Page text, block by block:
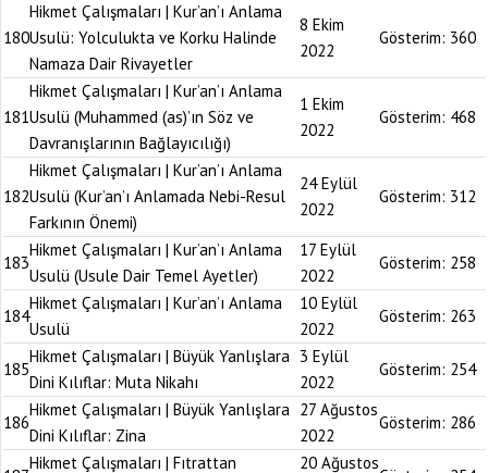
180
Hikmet Çalışmaları | Kur’an’ı Anlama
Usulü: Yolculukta ve Korku Halinde
Namaza Dair Rivayetler
8 Ekim
2022
Gösterim: 360
181
Hikmet Çalışmaları | Kur’an’ı Anlama
Usulü (Muhammed (as)’ın Söz ve
Davranışlarının Bağlayıcılığı)
1 Ekim
2022
Gösterim: 468
182
Hikmet Çalışmaları | Kur’an’ı Anlama
Usulü (Kur’an’ı Anlamada Nebi-Resul
Farkının Önemi)
24 Eylül
2022
Gösterim: 312
183
Hikmet Çalışmaları | Kur’an’ı Anlama
Usulü (Usule Dair Temel Ayetler)
17 Eylül
2022
Gösterim: 258
184
Hikmet Çalışmaları | Kur’an’ı Anlama
Usulü
10 Eylül
2022
Gösterim: 263
185
Hikmet Çalışmaları | Büyük Yanlışlara
Dini Kılıflar: Muta Nikahı
3 Eylül
2022
Gösterim: 254
186
Hikmet Çalışmaları | Büyük Yanlışlara
Dini Kılıflar: Zina
27 Ağustos
2022
Gösterim: 286
Hikmet Çalışmaları | Fıtrattan 20 Ağustos